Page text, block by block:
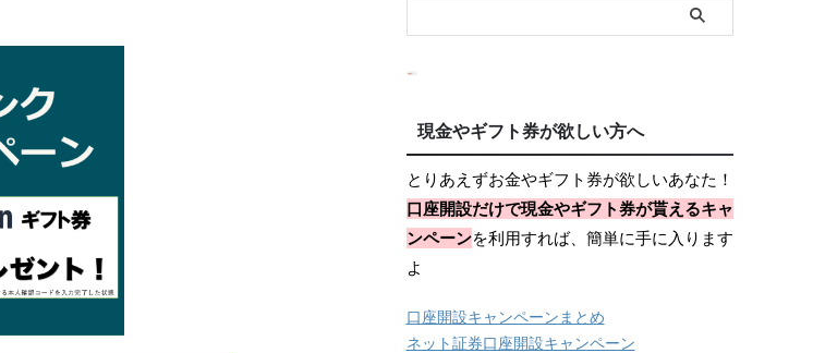
現金やギフト券が欲しい方へ
とりあえずお金やギフト券が欲しいあなた！
口座開設だけで現金やギフト券が貰えるキャ
ンペーンを利用すれば、簡単に手に入ります
よ
口座開設キャンペーンまとめ
ネット証券口座開設キャンペーン